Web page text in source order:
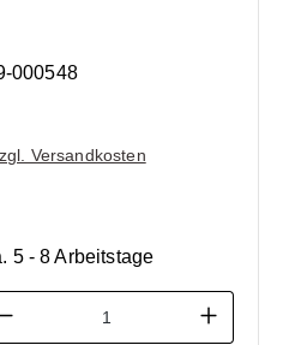
000548
Versandkosten
5 - 8 Arbeitstage
Anzahl: Gib den